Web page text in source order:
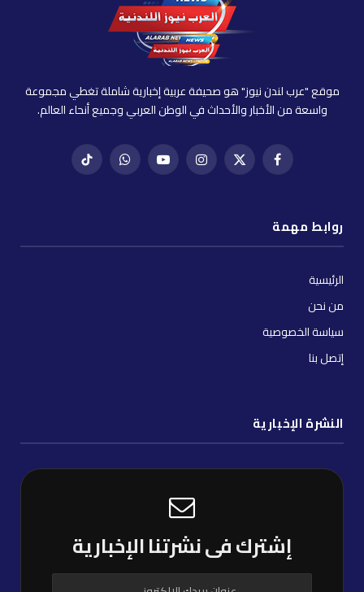
موقع "عرب لندن نيوز" هو صحيفة عربية إخبارية شاملة تغطي مجموعة
واسعة من الأخبار والأحداث في الوطن العربي وجميع أنحاء العالم.
فيسبوكX
إنستغراميوتيوب واتساب تيك
روابط مهمة
الرئيسية
من نحن
سياسة الخصوصية
إتصل بنا
النشرة الإخبارية
إشترك فى نشرتنا الإخبارية